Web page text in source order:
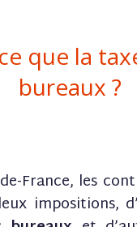
que la
bureaux ?
France, les
impositions,